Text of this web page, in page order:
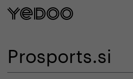
Prosports.si